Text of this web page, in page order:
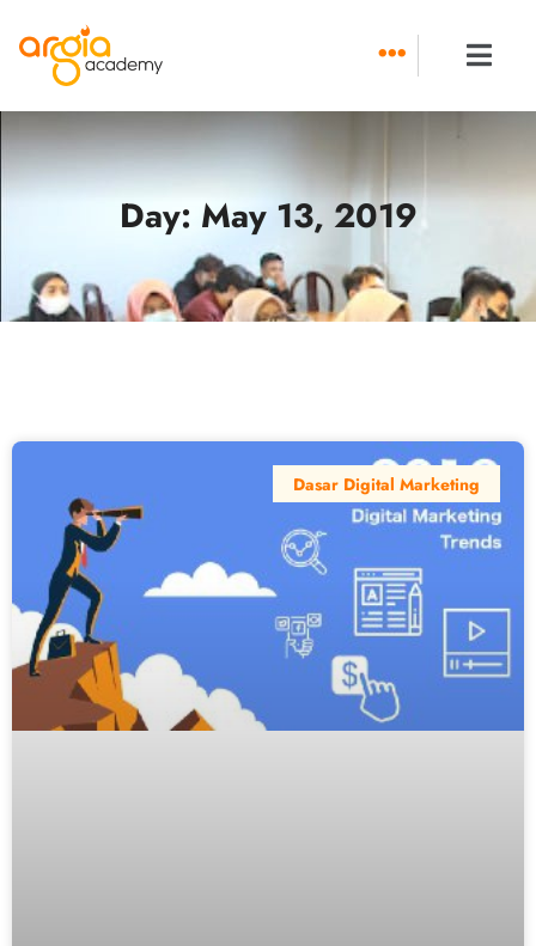
content
Day: May 13, 2019
Dasar Digital Marketing